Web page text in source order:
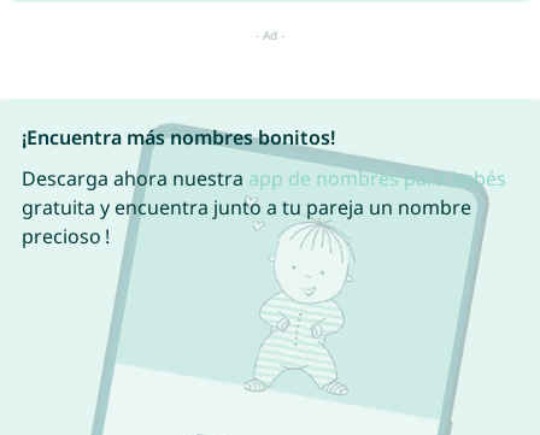
¡Encuentra más nombres bonitos!
Descarga ahora nuestra app de nombres para bebés
gratuita y encuentra junto a tu pareja un nombre
precioso !